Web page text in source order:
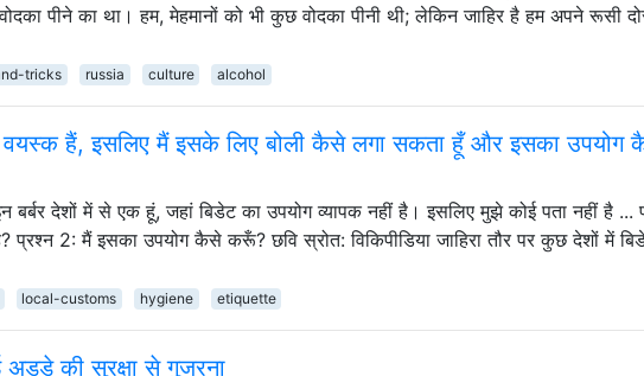
पीने का था। हम, मेहमानों को भी कुछ वोदका पीनी थी; लेकिन जाहिर है हम अपने रूसी
tricks russia culture alcohol
वयस्क हैं, इसलिए मैं इसके लिए बोली कैसे लगा सकता हूँ और इसका उपयोग
बर्बर देशों में से एक हूं, जहां बिडेट का उपयोग व्यापक नहीं है। इसलिए मुझे कोई पता नहीं है ...
प्रश्न 2: मैं इसका उपयोग कैसे करूँ? छवि स्रोत: विकिपीडिया जाहिरा तौर पर कुछ देशों में
local-customs hygiene etiquette
की सुरक्षा से गुजरना